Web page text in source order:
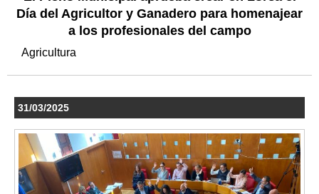
Día del Agricultor y Ganadero para homenajear
a los profesionales del campo
Agricultura
31/03/2025